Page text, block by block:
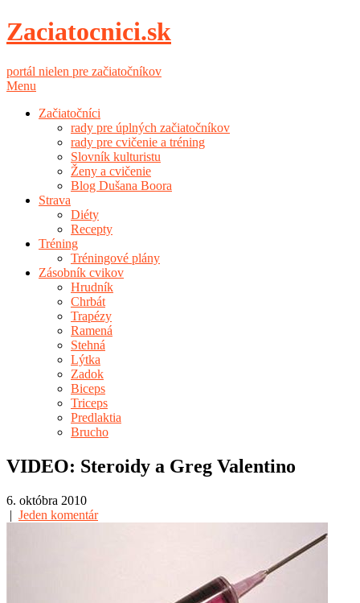
Zaciatocnici.sk
portál nielen pre začiatočníkov
Menu
Začiatočníci
rady pre úplných začiatočníkov
rady pre cvičenie a tréning
Slovník kulturistu
Ženy a cvičenie
Blog Dušana Boora
Strava
Diéty
Recepty
Tréning
Tréningové plány
Zásobník cvikov
Hrudník
Chrbát
Trapézy
Ramená
Stehná
Lýtka
Zadok
Biceps
Triceps
Predlaktia
Brucho
VIDEO: Steroidy a Greg Valentino
6. októbra 2010
| Jeden komentár